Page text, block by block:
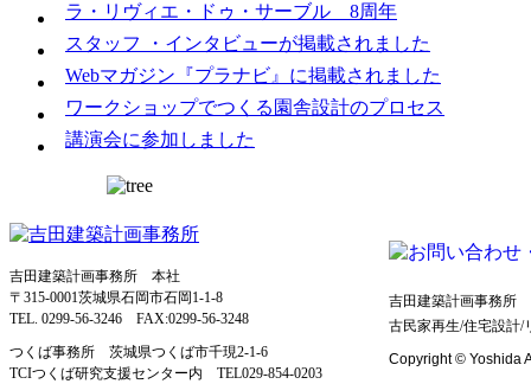
ラ・リヴィエ・ドゥ・サーブル 8周年
スタッフ ・インタビューが掲載されました
Webマガジン『プラナビ』に掲載されました
ワークショップでつくる園舎設計のプロセス
講演会に参加しました
吉田建築計画事務所 本社
〒315-0001茨城県石岡市石岡1-1-8
TEL. 0299-56-3246 FAX:0299-56-3248
つくば事務所 茨城県つくば市千現2-1-6
TCIつくば研究支援センター内 TEL029‐854‐0203
吉田建築計画事務所
古民家再生/住宅設計
Copyright © Yoshida